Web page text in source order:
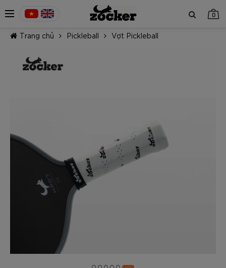
0
Trang chủ Pickleball Vợt Pickleball